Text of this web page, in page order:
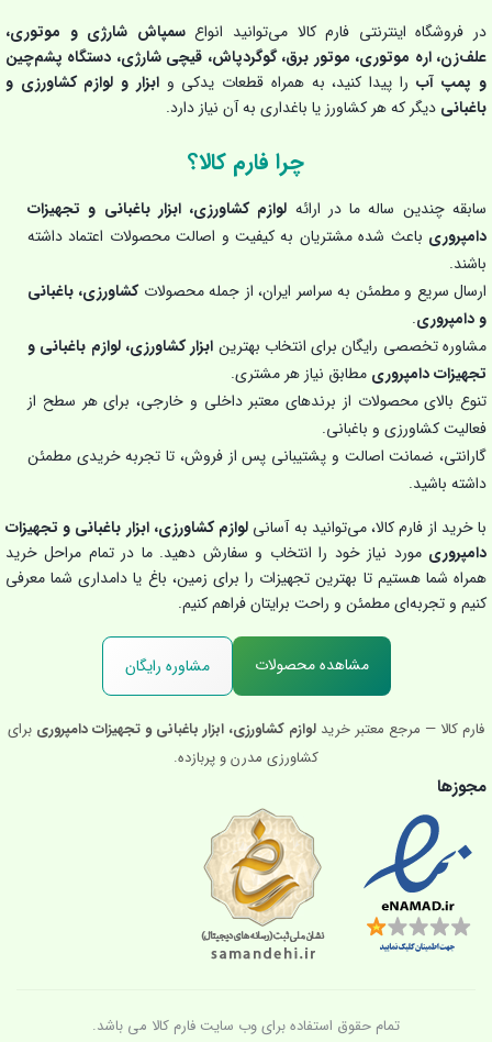
در فروشگاه اینترنتی فارم کالا می‌توانید انواعسمپاش شارژی و موتوری،
علف‌زن، اره موتوری، موتور برق، گوگردپاش، قیچی شارژی، دستگاه پشم‌چین
و پمپ آب را پیدا کنید، به همراه قطعات یدکی وابزار و لوازم کشاورزی و
باغبانی دیگر که هر کشاورز یا باغداری به آن نیاز دارد.
چرا فارم کالا؟
سابقه چندین ساله ما در ارائه لوازم کشاورزی، ابزار باغبانی و تجهیزات
دامپروری باعث شده مشتریان به کیفیت و اصالت محصولات اعتماد داشته
باشند.
ارسال سریع و مطمئن به سراسر ایران، از جمله محصولاتکشاورزی، باغبانی
و دامپروری.
مشاوره تخصصی رایگان برای انتخاب بهترین ابزار کشاورزی، لوازم باغبانی و
تجهیزات دامپروری مطابق نیاز هر مشتری.
تنوع بالای محصولات از برندهای معتبر داخلی و خارجی، برای هر سطح از
فعالیت کشاورزی و باغبانی.
گارانتی، ضمانت اصالت و پشتیبانی پس از فروش، تا تجربه خریدی مطمئن
داشته باشید.
با خرید از فارم کالا، می‌توانید به آسانی لوازم کشاورزی، ابزار باغبانی و تجهیزات
دامپروری مورد نیاز خود را انتخاب و سفارش دهید. ما در تمام مراحل خرید
همراه شما هستیم تا بهترین تجهیزات را برای زمین، باغ یا دامداری شما معرفی
کنیم و تجربه‌ای مطمئن و راحت برایتان فراهم کنیم.
مشاهده محصولات مشاوره رایگان
فارم کالا — مرجع معتبر خرید لوازم کشاورزی، ابزار باغبانی و تجهیزات دامپروری برای
کشاورزی مدرن و پربازده.
مجوزها
تمام حقوق استفاده برای وب سایت فارم کالا می باشد.